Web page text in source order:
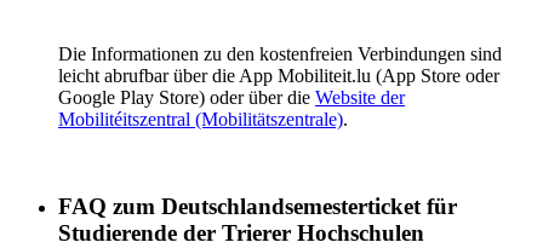
Die Informationen zu den kostenfreien Verbindungen sind
leicht abrufbar über die App Mobiliteit.lu (App Store oder
Google Play Store) oder über die Website der
Mobilitéitszentral (Mobilitätszentrale).
FAQ zum Deutschlandsemesterticket für
Studierende der Trierer Hochschulen